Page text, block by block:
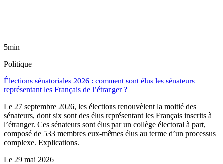
5min
Politique
Élections sénatoriales 2026 : comment sont élus les sénateurs
représentant les Français de l’étranger ?
Le 27 septembre 2026, les élections renouvèlent la moitié des
sénateurs, dont six sont des élus représentant les Français inscrits à
l’étranger. Ces sénateurs sont élus par un collège électoral à part,
composé de 533 membres eux-mêmes élus au terme d’un processus
complexe. Explications.
Le 29 mai 2026